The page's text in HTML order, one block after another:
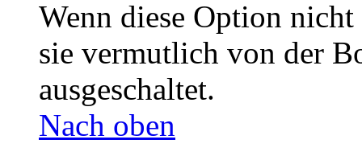
Wenn diese Option
sie vermutlich von der
ausgeschaltet.
Nach oben